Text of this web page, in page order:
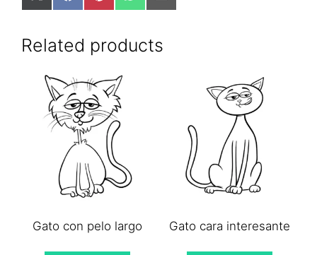
on
(Twitter)
on
on
on
on
Related products
Gato con pelo largo Gato cara interesante